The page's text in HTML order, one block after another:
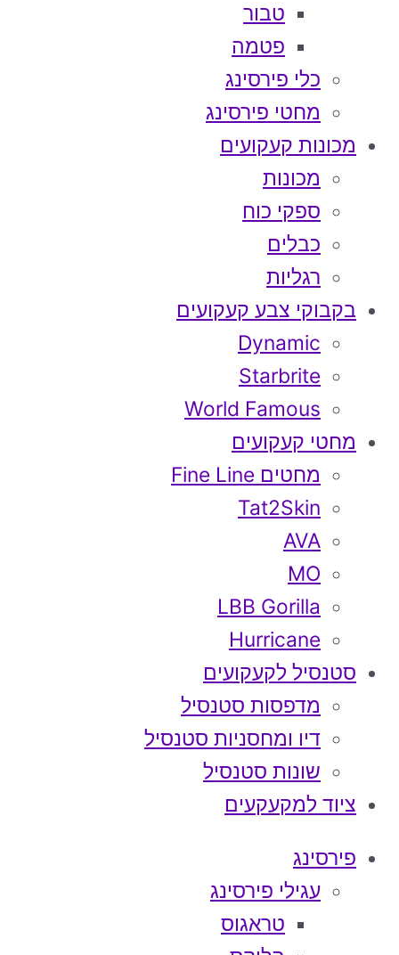
טבור
פטמה
כלי פירסינג
מחטי פירסינג
מכונות קעקועים
מכונות
ספקי כוח
כבלים
רגליות
בקבוקי צבע קעקועים
Dynamic
Starbrite
World Famous
מחטי קעקועים
מחטים Fine Line
Tat2Skin
AVA
MO
LBB Gorilla
Hurricane
סטנסיל לקעקועים
מדפסות סטנסיל
דיו ומחסניות סטנסיל
שונות סטנסיל
ציוד למקעקעים
פירסינג
עגילי פירסינג
טראגוס